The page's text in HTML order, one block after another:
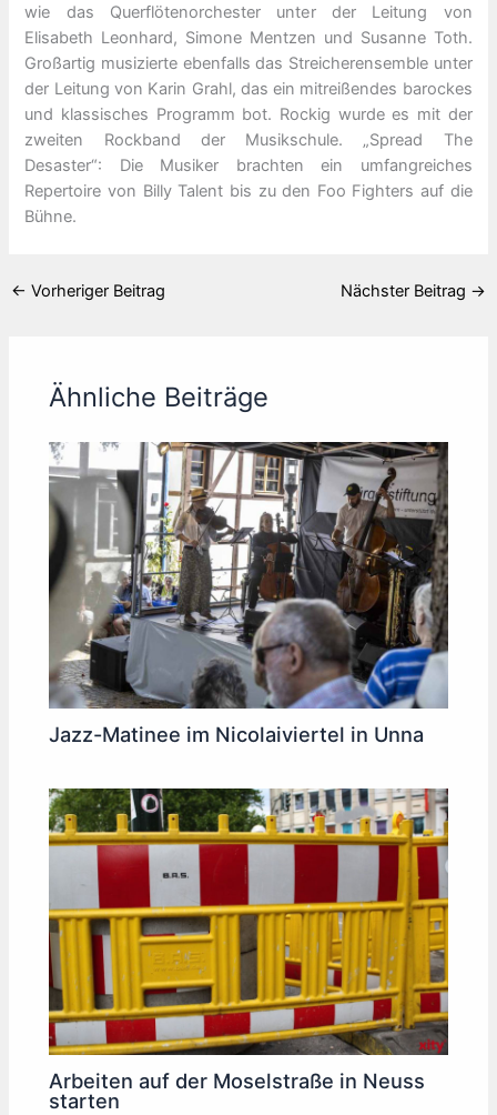
wie das Querflötenorchester unter der Leitung von
Elisabeth Leonhard, Simone Mentzen und Susanne Toth.
Großartig musizierte ebenfalls das Streicherensemble unter
der Leitung von Karin Grahl, das ein mitreißendes barockes
und klassisches Programm bot. Rockig wurde es mit der
zweiten Rockband der Musikschule. „Spread The
Desaster“: Die Musiker brachten ein umfangreiches
Repertoire von Billy Talent bis zu den Foo Fighters auf die
Bühne.
← Vorheriger Beitrag Nächster Beitrag →
Ähnliche Beiträge
Jazz-Matinee im Nicolaiviertel in Unna
Arbeiten auf der Moselstraße in Neuss
starten